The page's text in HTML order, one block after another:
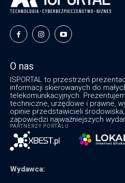
O nas
ISPORTAL to przestrzeń
informacji skierowanych do
telekomunikacyjnych.
techniczne, urzędowe i prawne,
opinie przedstawicieli
zapowiedzi najważniejszych
PARTNERZY PORTALU
Wydawca: